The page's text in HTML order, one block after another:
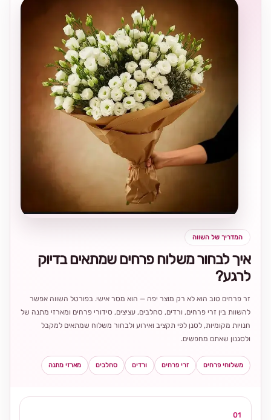
המדריך של השווה
איך לבחור משלוח פרחים שמתאים בדיוק
לרגע?
זר פרחים טוב הוא לא רק מוצר יפה — הוא מסר אישי. בפורטל השווה אפשר
להשוות בין זרי פרחים, ורדים, סחלבים, עציצים, סידורי פרחים ומארזי מתנה של
חנויות מקומיות, לסנן לפי תקציב ואירוע ולבחור משלוח שמתאים למקבל
ולסגנון שאתם מחפשים.
משלוחי פרחים זרי פרחים ורדים סחלבים מארזי מתנה
01